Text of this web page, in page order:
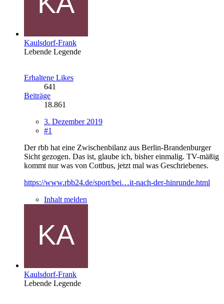
Kaulsdorf-Frank
Lebende Legende
Erhaltene Likes
641
Beiträge
18.861
3. Dezember 2019
#1
Der rbb hat eine Zwischenbilanz aus Berlin-Brandenburger
Sicht gezogen. Das ist, glaube ich, bisher einmalig. TV-mäßig
kommt nur was von Cottbus, jetzt mal was Geschriebenes.
https://www.rbb24.de/sport/bei…it-nach-der-hinrunde.html
Inhalt melden
Kaulsdorf-Frank
Lebende Legende